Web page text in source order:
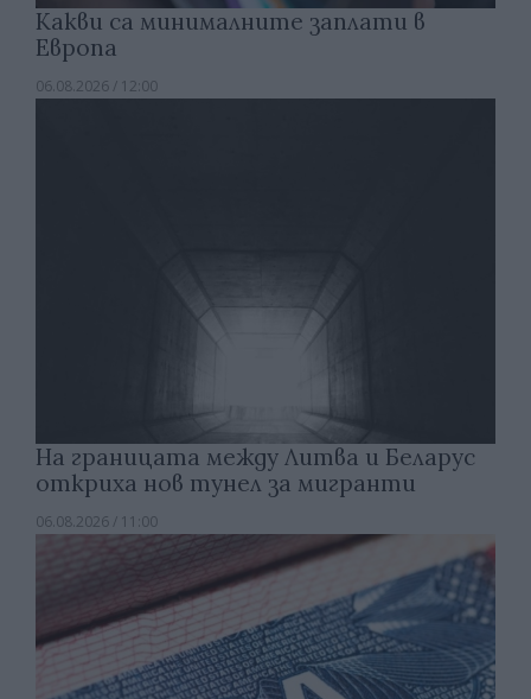
Какви са минималните заплати в
Европа
06.08.2026 / 12:00
На границата между Литва и Беларус
откриха нов тунел за мигранти
06.08.2026 / 11:00